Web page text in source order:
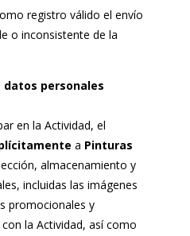
registro válido el envío
o inconsistente de la
personales
en la Actividad, el
a Pinturas
almacenamiento y
incluidas las imágenes
promocionales y
la Actividad, así como